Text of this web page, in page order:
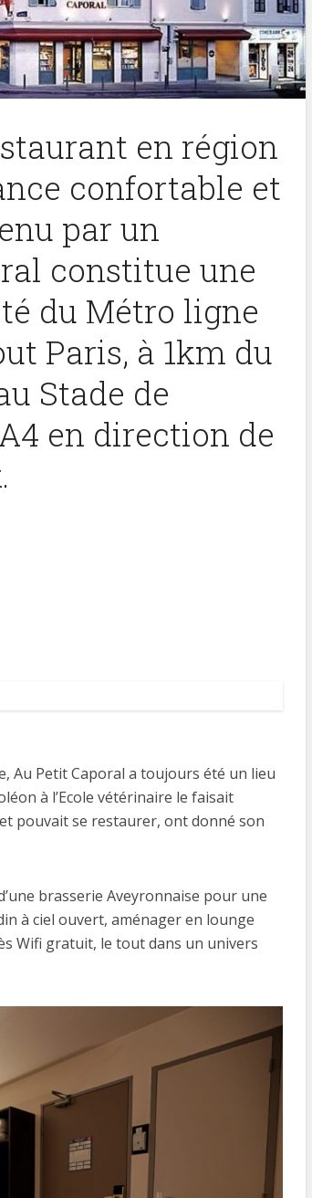
en région
confortable et
par un
constitue une
du Métro ligne
Paris, à 1km du
Stade de
en direction de
Au Petit Caporal a toujours été un lieu
à l’Ecole vétérinaire le faisait
pouvait se restaurer, ont donné son
brasserie Aveyronnaise pour une
à ciel ouvert, aménager en lounge
Wifi gratuit, le tout dans un univers